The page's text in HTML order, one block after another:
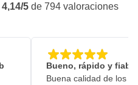
4,14/5 de 794 valoraciones
Bueno, rápido y fiable
Buena calidad de los